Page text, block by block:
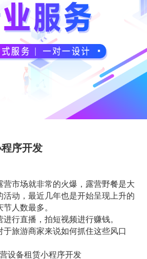
案例展示
新闻资讯
关于我们
序开发
市场就非常的火爆，露营野餐是大
动，最近几年也是开始呈现上升的
人数最多。
行直播，拍短视频进行赚钱。
旅游商家来说如何抓住这些风口